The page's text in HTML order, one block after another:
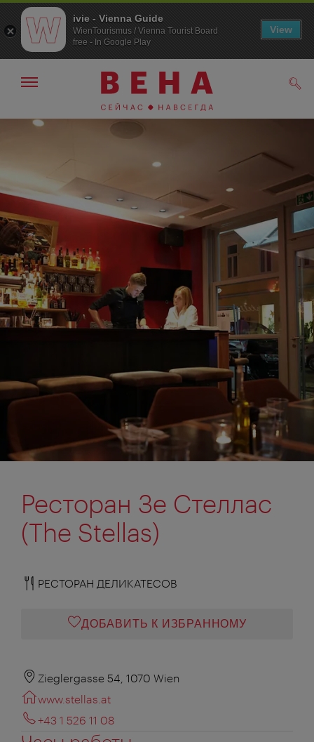
К
К
Показать/
навигации
Ресторан Зе Стеллас
(The Stellas)
РЕСТОРАН ДЕЛИКАТЕСОВ
ДОБАВИТЬ К ИЗБРАННОМУ
Zieglergasse 54, 1070 Wien
www.stellas.at
+43 1 526 11 08
ivie - Vienna Guide
WienTourismus / Vienna Tourist Board
free - In Google Play
View